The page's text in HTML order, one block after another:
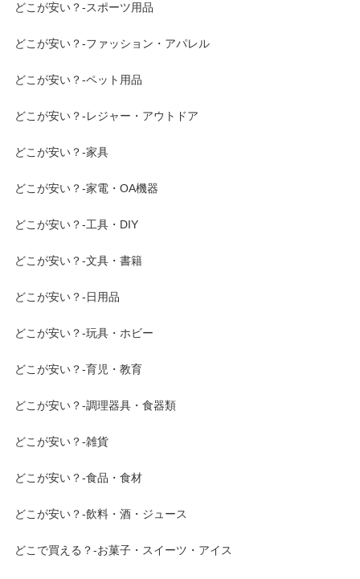
どこが安い？-スポーツ用品
どこが安い？-ファッション・アパレル
どこが安い？-ペット用品
どこが安い？-レジャー・アウトドア
どこが安い？-家具
どこが安い？-家電・OA機器
どこが安い？-工具・DIY
どこが安い？-文具・書籍
どこが安い？-日用品
どこが安い？-玩具・ホビー
どこが安い？-育児・教育
どこが安い？-調理器具・食器類
どこが安い？-雑貨
どこが安い？-食品・食材
どこが安い？-飲料・酒・ジュース
どこで買える？-お菓子・スイーツ・アイス